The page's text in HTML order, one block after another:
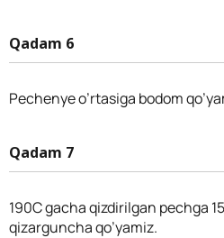
Qadam 6
Pechenye o’rtasiga bodom
Qadam 7
190С gacha qizdirilgan pechga
qizarguncha qo’yamiz.